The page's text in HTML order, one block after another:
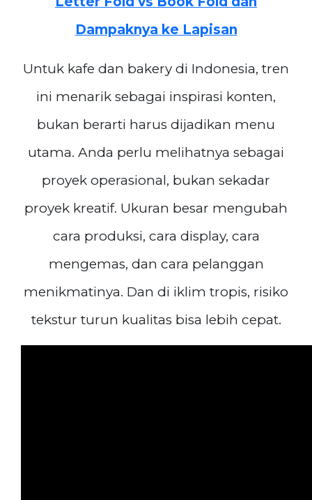
Dampaknya ke Lapisan
Untuk kafe dan bakery di Indonesia, tren
ini menarik sebagai inspirasi konten,
bukan berarti harus dijadikan menu
utama. Anda perlu melihatnya sebagai
proyek operasional, bukan sekadar
proyek kreatif. Ukuran besar mengubah
cara produksi, cara display, cara
mengemas, dan cara pelanggan
menikmatinya. Dan di iklim tropis, risiko
tekstur turun kualitas bisa lebih cepat.